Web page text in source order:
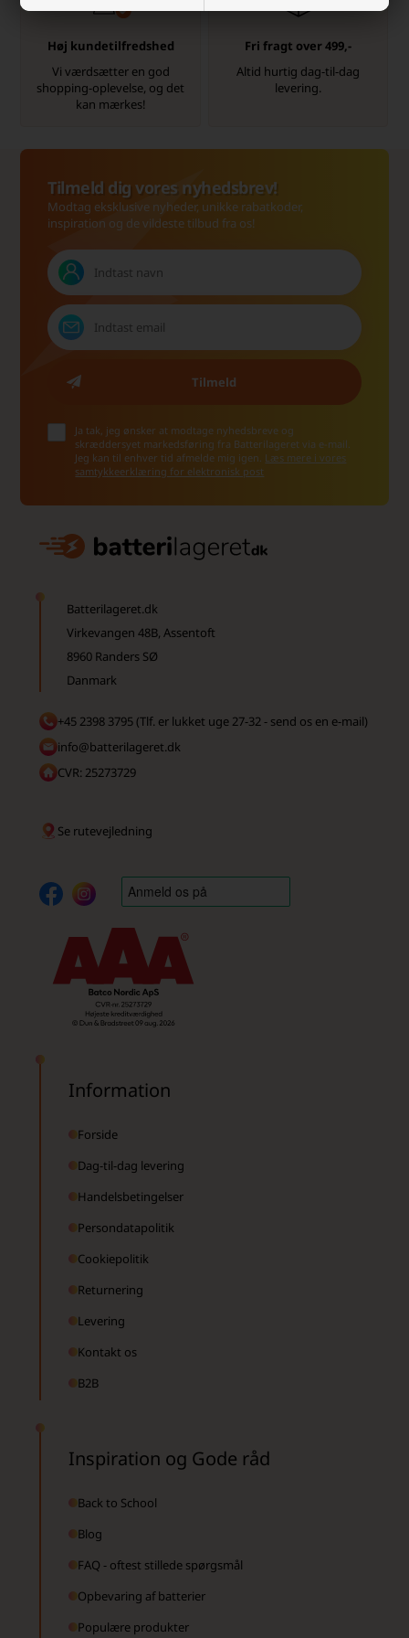
Høj kundetilfredshed
Vi værdsætter en god
shopping-oplevelse, og det
kan mærkes!
Fri fragt over 499,-
Altid hurtig dag-til-dag
levering.
Tilmeld dig vores nyhedsbrev!
Modtag eksklusive nyheder, unikke rabatkoder,
inspiration og de vildeste tilbud fra os!
Ja tak, jeg ønsker at modtage nyhedsbreve og
skræddersyet markedsføring fra Batterilageret via e-mail.
Jeg kan til enhver tid afmelde mig igen. Læs mere i vores
samtykkeerklæring for elektronisk post
Batterilageret.dk
Virkevangen 48B, Assentoft
8960 Randers SØ
Danmark
+45 2398 3795 (Tlf. er lukket uge 27-32 - send os en e-mail)
info@batterilageret.dk
CVR: 25273729
Se rutevejledning
Information
Forside
Dag-til-dag levering
Handelsbetingelser
Persondatapolitik
Cookiepolitik
Returnering
Levering
Kontakt os
B2B
Inspiration og Gode råd
Back to School
Blog
FAQ - oftest stillede spørgsmål
Opbevaring af batterier
Populære produkter